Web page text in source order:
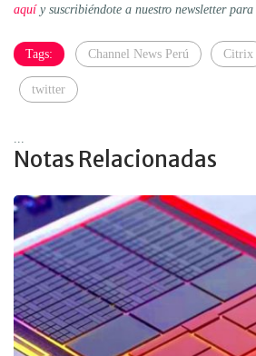
aquíy suscribiéndote a nuestro newsletter
Tags: Channel News Perú Citrix
twitter
Notas Relacionadas